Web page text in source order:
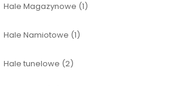
Hale Magazynowe (1)
Hale Namiotowe (1)
Hale tunelowe (2)